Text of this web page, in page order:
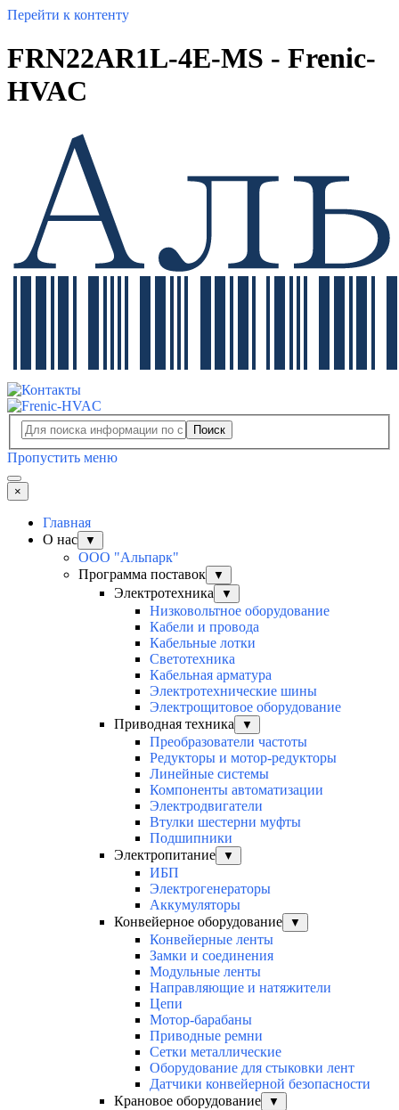
Перейти к контенту
FRN22AR1L-4E-MS - Frenic-
HVAC
Поиск
Пропустить меню
×
Главная
О нас
▼
ООО "Альпарк"
Программа поставок
▼
Электротехника ▼
Низковольтное оборудование
Кабели и провода
Кабельные лотки
Светотехника
Кабельная арматура
Электротехнические шины
Электрощитовое оборудование
Приводная техника
▼
Преобразователи частоты
Редукторы и мотор-редукторы
Линейные системы
Компоненты автоматизации
Электродвигатели
Втулки шестерни муфты
Подшипники
Электропитание
▼
ИБП
Электрогенераторы
Аккумуляторы
Конвейерное оборудование
▼
Конвейерные ленты
Замки и соединения
Модульные ленты
Направляющие и натяжители
Цепи
Мотор-барабаны
Приводные ремни
Сетки металлические
Оборудование для стыковки лент
Датчики конвейерной безопасности
Крановое оборудование
▼